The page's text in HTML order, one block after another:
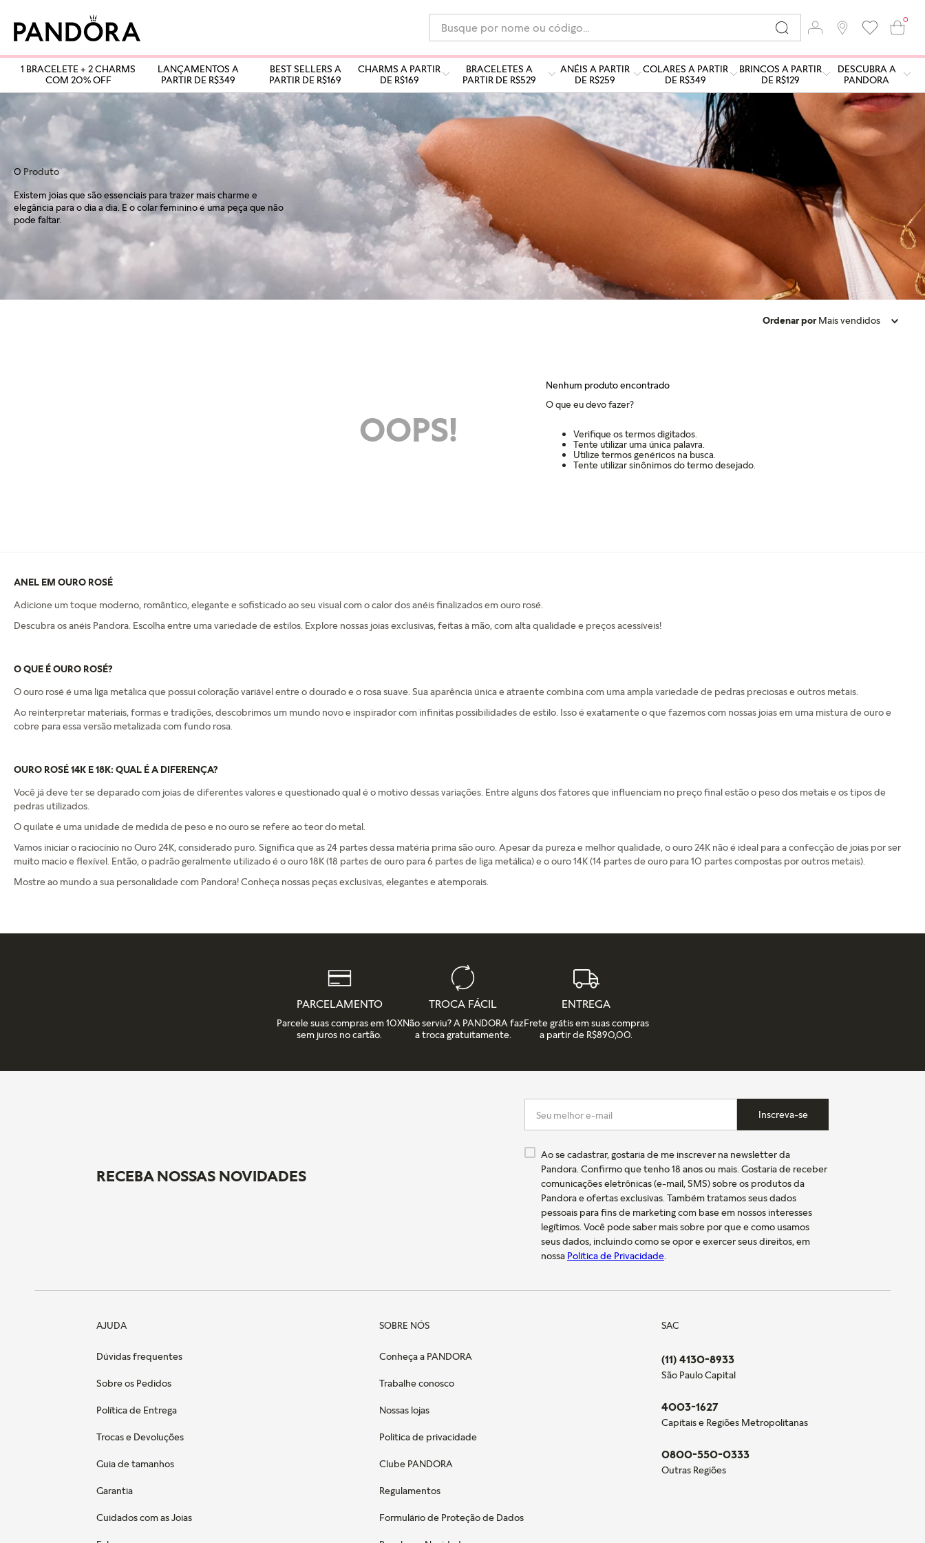
Busque por nome ou código... 0
1 BRACELETE + 2 CHARMS
COM 20% OFF
LANÇAMENTOS A
PARTIR DE R$349
BEST SELLERS A
PARTIR DE R$169
CHARMS A PARTIR
DE R$169
BRACELETES A
PARTIR DE R$529
ANÉIS A PARTIR
DE R$259
COLARES A PARTIR
DE R$349
BRINCOS A PARTIR
DE R$129
DESCUBRA A
PANDORA
0 Produto
Existem joias que são essenciais para trazer mais charme e
elegância para o dia a dia. E o colar feminino é uma peça que não
pode faltar.
Ordenar por Mais vendidos
OOPS!
Nenhum produto encontrado
O que eu devo fazer?
Verifique os termos digitados.
Tente utilizar uma única palavra.
Utilize termos genéricos na busca.
Tente utilizar sinônimos do termo desejado.
ANEL EM OURO ROSÉ
Adicione um toque moderno, romântico, elegante e sofisticado ao seu visual com o calor dos anéis finalizados em ouro rosé.
Descubra os anéis Pandora. Escolha entre uma variedade de estilos. Explore nossas joias exclusivas, feitas à mão, com alta qualidade e preços acessíveis!
O QUE É OURO ROSÉ?
O ouro rosé é uma liga metálica que possui coloração variável entre o dourado e o rosa suave. Sua aparência única e atraente combina com uma ampla variedade de pedras preciosas e outros metais.
Ao reinterpretar materiais, formas e tradições, descobrimos um mundo novo e inspirador com infinitas possibilidades de estilo. Isso é exatamente o que fazemos com nossas joias em uma mistura de ouro e
cobre para essa versão metalizada com fundo rosa.
OURO ROSÉ 14K E 18K: QUAL É A DIFERENÇA?
Você já deve ter se deparado com joias de diferentes valores e questionado qual é o motivo dessas variações. Entre alguns dos fatores que influenciam no preço final estão o peso dos metais e os tipos de
pedras utilizados.
O quilate é uma unidade de medida de peso e no ouro se refere ao teor do metal.
Vamos iniciar o raciocínio no Ouro 24K, considerado puro. Significa que as 24 partes dessa matéria prima são ouro. Apesar da pureza e melhor qualidade, o ouro 24K não é ideal para a confecção de joias por ser
muito macio e flexível. Então, o padrão geralmente utilizado é o ouro 18K (18 partes de ouro para 6 partes de liga metálica) e o ouro 14K (14 partes de ouro para 10 partes compostas por outros metais).
Mostre ao mundo a sua personalidade com Pandora! Conheça nossas peças exclusivas, elegantes e atemporais.
PARCELAMENTO
Parcele suas compras em 10X
sem juros no cartão.
TROCA FÁCIL
Não serviu? A PANDORA faz
a troca gratuitamente.
ENTREGA
Frete grátis em suas compras
a partir de R$890,00.
RECEBA NOSSAS NOVIDADES
Inscreva-se
Ao se cadastrar, gostaria de me inscrever na newsletter da
Pandora. Confirmo que tenho 18 anos ou mais. Gostaria de receber
comunicações eletrônicas (e-mail, SMS) sobre os produtos da
Pandora e ofertas exclusivas. Também tratamos seus dados
pessoais para fins de marketing com base em nossos interesses
legítimos. Você pode saber mais sobre por que e como usamos
seus dados, incluindo como se opor e exercer seus direitos, em
nossa Política de Privacidade
AJUDA
Dúvidas frequentes
Sobre os Pedidos
Política de Entrega
Trocas e Devoluções
Guia de tamanhos
Garantia
Cuidados com as Joias
SOBRE NÓS
Conheça a PANDORA
Trabalhe conosco
Nossas lojas
Politica de privacidade
Clube PANDORA
Regulamentos
Formulário de Proteção de Dados
SAC
(11) 4130-8933
São Paulo Capital
4003-1627
Capitais e Regiões Metropolitanas
0800-550-0333
Outras Regiões